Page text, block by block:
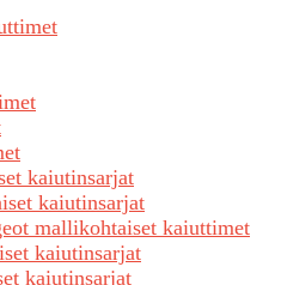
kaiutinsarjat
kaiutinsarjat
mallikohtaiset kaiuttimet
kaiutinsarjat
kaiutinsarjat